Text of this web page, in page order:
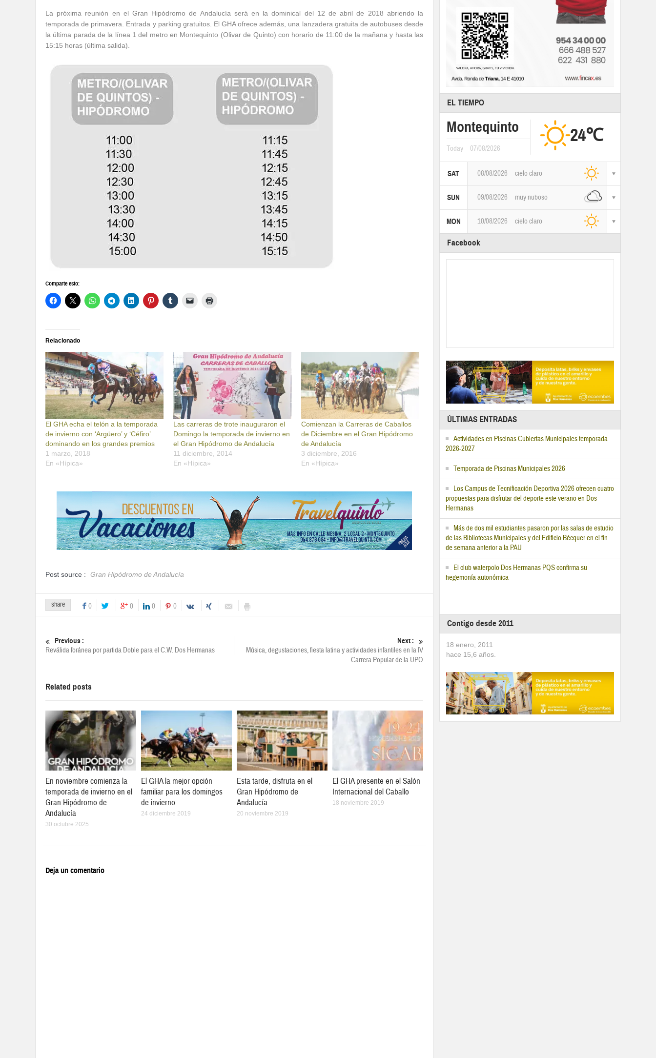
La próxima reunión en el Gran Hipódromo de Andalucía será en la dominical del 12 de abril de 2018 abriendo la
temporada de primavera. Entrada y parking gratuitos. El GHA ofrece además, una lanzadera gratuita de autobuses desde
la última parada de la línea 1 del metro en Montequinto (Olivar de Quinto) con horario de 11:00 de la mañana y hasta las
15:15 horas (última salida).
Comparte esto:
Relacionado
El GHA echa el telón a la temporada
de invierno con ‘Argüero’ y ‘Céfiro’
dominando en los grandes premios
1 marzo, 2018
En «Hípica»
Las carreras de trote inauguraron el
Domingo la temporada de invierno en
el Gran Hipódromo de Andalucía
11 diciembre, 2014
En «Hípica»
Comienzan la Carreras de Caballos
de Diciembre en el Gran Hipódromo
de Andalucía
3 diciembre, 2016
En «Hípica»
Post source : Gran Hipódromo de Andalucía
share 0 0 0 0
Previous :
Reválida foránea por partida Doble para el C.W. Dos Hermanas
Next :
Música, degustaciones, fiesta latina y actividades infantiles en la IV
Carrera Popular de la UPO
Related posts
En noviembre comienza la
temporada de invierno en el
Gran Hipódromo de
Andalucía
30 octubre 2025
El GHA la mejor opción
familiar para los domingos
de invierno
24 diciembre 2019
Esta tarde, disfruta en el
Gran Hipódromo de
Andalucía
20 noviembre 2019
El GHA presente en el Salón
Internacional del Caballo
18 noviembre 2019
Deja un comentario
EL TIEMPO
Montequinto
Today 07/08/2026
24℃
SAT 08/08/2026 cielo claro
SUN 09/08/2026 muy nuboso
MON 10/08/2026 cielo claro
Facebook
ÚLTIMAS ENTRADAS
Actividades en Piscinas Cubiertas Municipales temporada
2026-2027
Temporada de Piscinas Municipales 2026
Los Campus de Tecnificación Deportiva 2026 ofrecen cuatro
propuestas para disfrutar del deporte este verano en Dos
Hermanas
Más de dos mil estudiantes pasaron por las salas de estudio
de las Bibliotecas Municipales y del Edificio Bécquer en el fin
de semana anterior a la PAU
El club waterpolo Dos Hermanas PQS confirma su
hegemonía autonómica
Contigo desde 2011
18 enero, 2011
hace 15,6 años.